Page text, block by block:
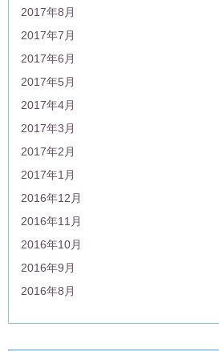
2017年8月
2017年7月
2017年6月
2017年5月
2017年4月
2017年3月
2017年2月
2017年1月
2016年12月
2016年11月
2016年10月
2016年9月
2016年8月